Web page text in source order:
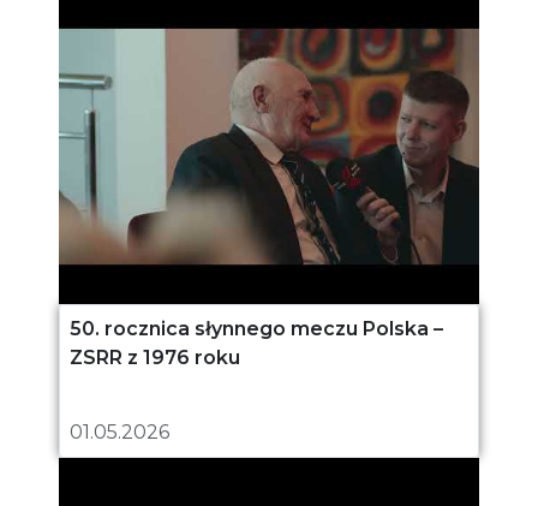
50. rocznica słynnego meczu Polska –
ZSRR z 1976 roku
01.05.2026